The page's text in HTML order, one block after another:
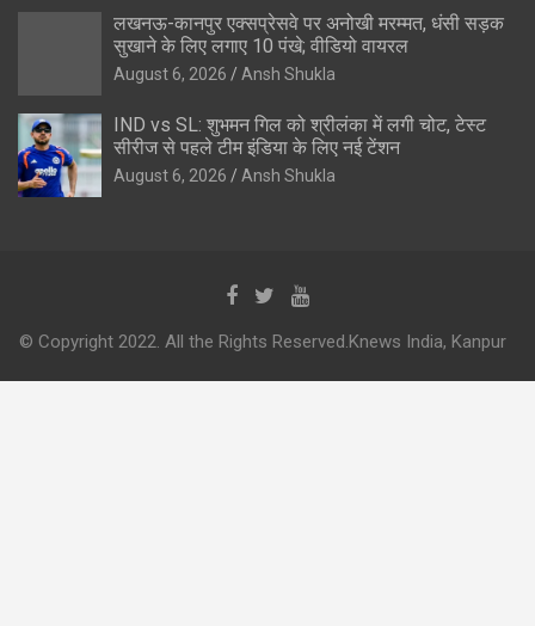
लखनऊ-कानपुर एक्सप्रेसवे पर अनोखी मरम्मत, धंसी सड़क
सुखाने के लिए लगाए 10 पंखे; वीडियो वायरल
August 6, 2026 Ansh Shukla
IND vs SL: शुभमन गिल को श्रीलंका में लगी चोट, टेस्ट
सीरीज से पहले टीम इंडिया के लिए नई टेंशन
August 6, 2026 Ansh Shukla
© Copyright 2022. All the Rights Reserved.Knews India, Kanpur